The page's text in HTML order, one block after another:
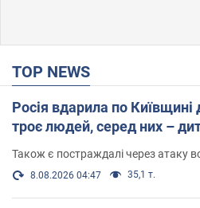
TOP NEWS
Росія вдарила по
троє людей, серед них –
Також є постраждалі через атаку
8.08.2026 04:47 35,1 т.